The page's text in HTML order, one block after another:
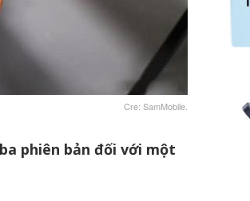
Cre: SamMobile.
phiên bản đối với một